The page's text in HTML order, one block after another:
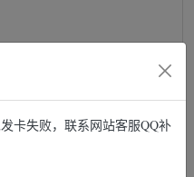
卡失败，联系网站客服QQ补